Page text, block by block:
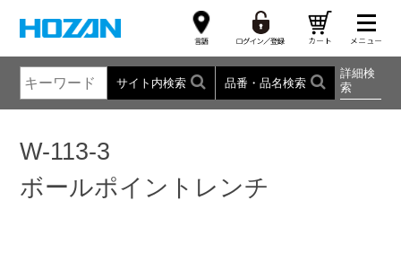
サイト内検索 品番・品名検索
詳細検
索
W-113-3
ボールポイントレンチ